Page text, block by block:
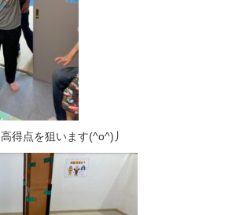
得点を狙います(^o^)丿